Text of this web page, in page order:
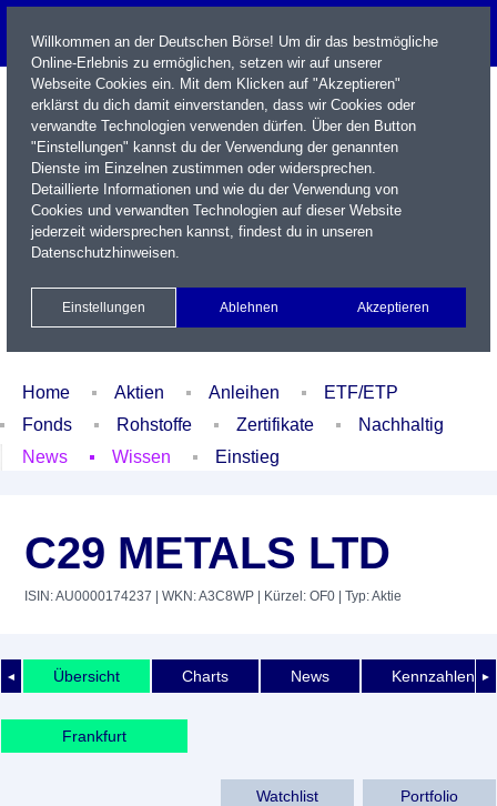
Name / WKN / ISIN / Kürzel
Xetra Realtime
Watchlist Portfolio Login
Home Aktien Anleihen
ETF/ETP
Fonds
Rohstoffe Zertifikate
Nachhaltig
News
Wissen Einstieg
C29 METALS LTD
ISIN: AU0000174237 | WKN: A3C8WP | Kürzel: OF0 | Typ: Aktie
◄ ►
Übersicht Charts News Kennzahlen
Frankfurt
Watchlist Portfolio
Willkommen an der Deutschen Börse! Um dir das bestmögliche
Online-Erlebnis zu ermöglichen, setzen wir auf unserer
Webseite Cookies ein. Mit dem Klicken auf "Akzeptieren"
erklärst du dich damit einverstanden, dass wir Cookies oder
verwandte Technologien verwenden dürfen. Über den Button
"Einstellungen" kannst du der Verwendung der genannten
Dienste im Einzelnen zustimmen oder widersprechen.
Detaillierte Informationen und wie du der Verwendung von
Cookies und verwandten Technologien auf dieser Website
jederzeit widersprechen kannst, findest du in unseren
Datenschutzhinweisen.
Einstellungen Ablehnen Akzeptieren